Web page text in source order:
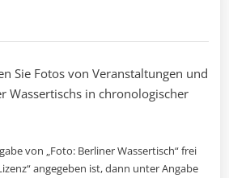
Sie Fotos von Veranstaltungen und
Wassertischs in chronologischer
von „Foto: Berliner Wassertisch“ frei
angegeben ist, dann unter Angabe